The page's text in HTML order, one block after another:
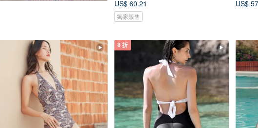
US$ 60.21
獨家販售
US$
8 折